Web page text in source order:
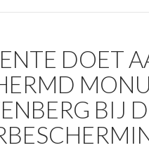
DOET
BIJ